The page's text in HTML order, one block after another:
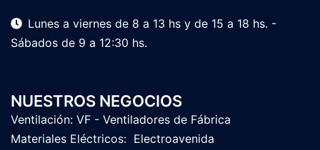
Lunes a viernes de 8 a 13 hs y de 15 a 18 hs. -
Sábados de 9 a 12:30 hs.
NUESTROS NEGOCIOS
Ventilación: VF - Ventiladores de Fábrica
Materiales Eléctricos: Electroavenida